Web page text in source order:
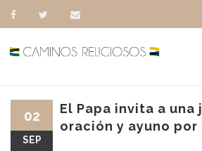
El Papa invita a una
oración y ayuno por
02
SEP